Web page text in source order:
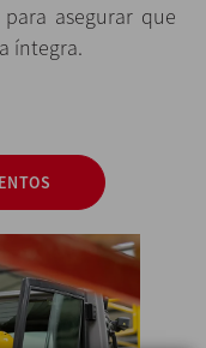
asegurar que
íntegra.